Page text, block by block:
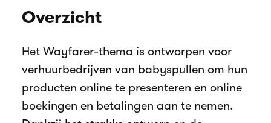
Overzicht
Het Wayfarer-thema is ontworpen voor
verhuurbedrijven van babyspullen om hun
producten online te presenteren en online
boekingen en betalingen aan te nemen.